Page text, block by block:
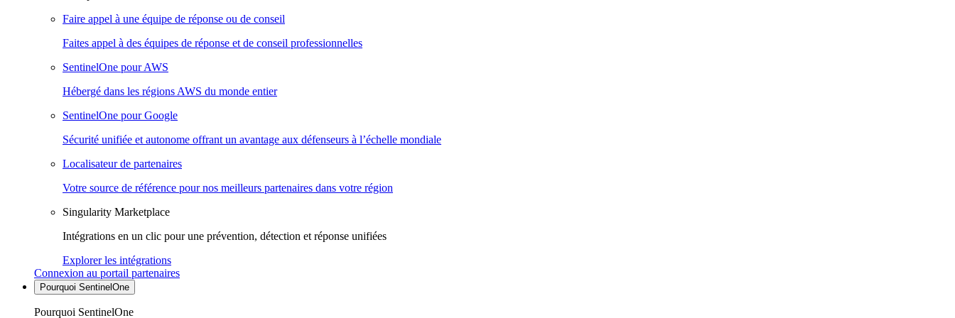
Faire appel à une équipe de réponse ou de conseil
Faites appel à des équipes de réponse et de conseil professionnelles
SentinelOne pour AWS
Hébergé dans les régions AWS du monde entier
SentinelOne pour Google
Sécurité unifiée et autonome offrant un avantage aux défenseurs à l’échelle mondiale
Localisateur de partenaires
Votre source de référence pour nos meilleurs partenaires dans votre région
Singularity Marketplace
Intégrations en un clic pour une prévention, détection et réponse unifiées
Explorer les intégrations
Connexion au portail partenaires
Pourquoi SentinelOne
Pourquoi SentinelOne